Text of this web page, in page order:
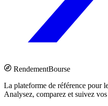
RendementBourse
La plateforme de référence pour
Analysez, comparez et suivez